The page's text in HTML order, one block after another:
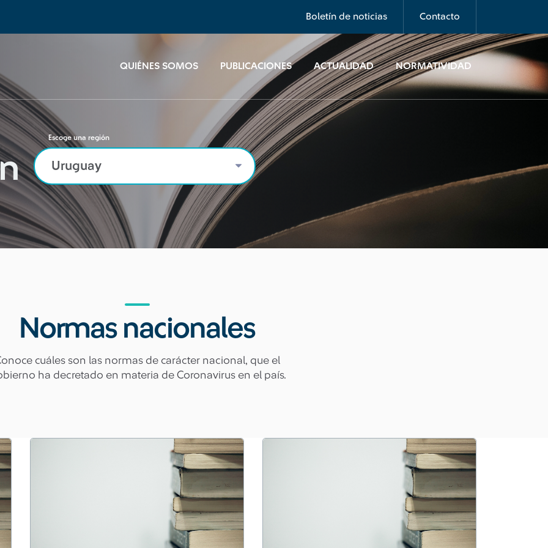
Boletín de noticias Contacto
QUIÉNES SOMOS PUBLICACIONES ACTUALIDAD NORMATIVIDAD
Escoge una región
Normas nacionales
cuáles son las normas de carácter nacional, que el
ha decretado en materia de Coronavirus en el país.